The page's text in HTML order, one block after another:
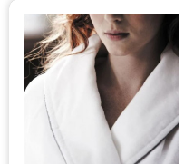
absorption idéales pour un
usage unique tout en
respectant l'environnement.